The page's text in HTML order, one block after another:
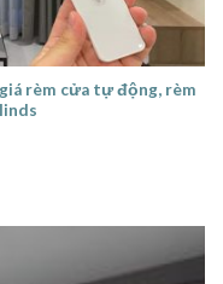
rèm cửa tự động, rèm